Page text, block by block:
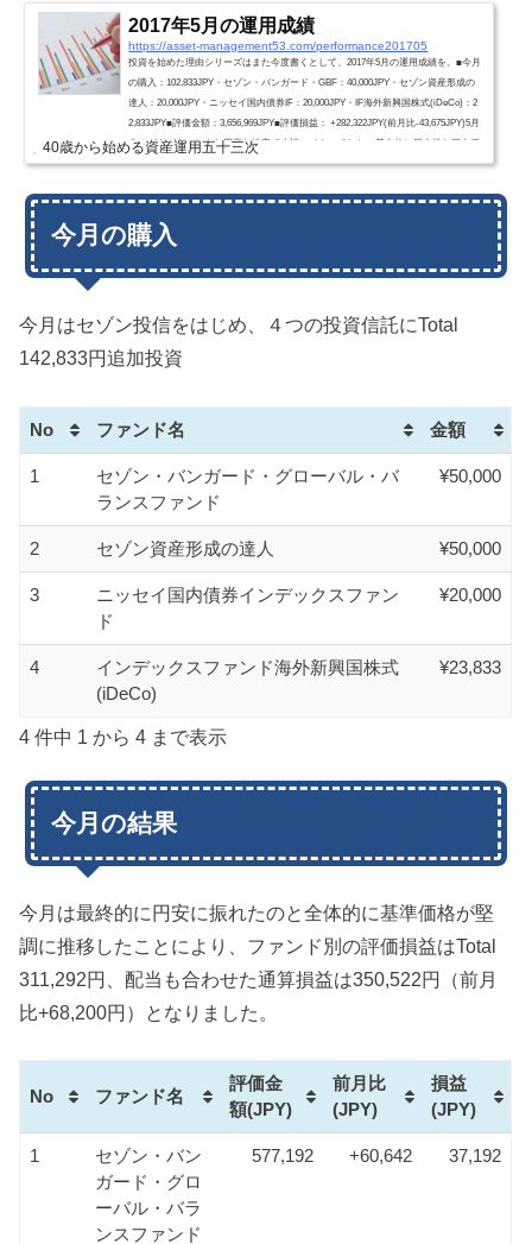
2017年5月の運用成績
https://asset-management53.com/performance201705
投資を始めた理由シリーズはまた今度書くとして、2017年5月の運用成績を。■今月
の購入：102,833JPY・セゾン・バンガード・GBF：40,000JPY・セゾン資産形成の
達人：20,000JPY・ニッセイ国内債券IF：20,000JPY・IF海外新興国株式(iDeCo)：2
2,833JPY■評価金額：3,656,969JPY■評価損益： +282,322JPY(前月比-43,675JPY)5月
末のガタガタっときた円高と株安で小幅マイナスでした。基本的に日本株と日本債
券をそれほど購入していない(Total約18%)ので、のりぞーの資産は為替に影響され
40歳から始める資産運用五十三次
今月の購入
今月はセゾン投信をはじめ、４つの投資信託にTotal
142,833円追加投資
No ファンド名 金額
1
セゾン・バンガード・グローバル・バ
ランスファンド
¥50,000
2 セゾン資産形成の達人 ¥50,000
3
ニッセイ国内債券インデックスファン
ド
¥20,000
4
インデックスファンド海外新興国株式
(iDeCo)
¥23,833
4 件中 1 から 4 まで表示
今月の結果
今月は最終的に円安に振れたのと全体的に基準価格が堅
調に推移したことにより、ファンド別の評価損益はTotal
311,292円、配当も合わせた通算損益は350,522円（前月
比+68,200円）となりました。
No ファンド名
評価金
額(JPY)
前月比
(JPY)
損益
(JPY)
1
セゾン・バン
ガード・グロ
ーバル・バラ
ンスファンド
577,192 +60,642 37,192